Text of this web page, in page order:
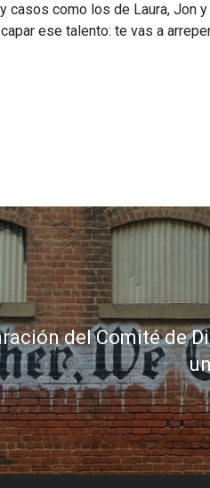
casos como los de Laura, Jon
ese talento: te vas a
del Comité de